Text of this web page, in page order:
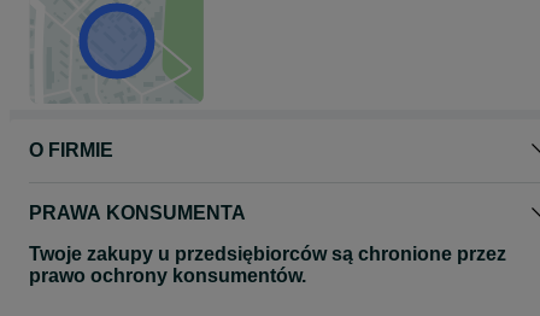
O FIRMIE
PRAWA KONSUMENTA
Twoje zakupy u przedsiębiorców są chronione przez
prawo ochrony konsumentów.